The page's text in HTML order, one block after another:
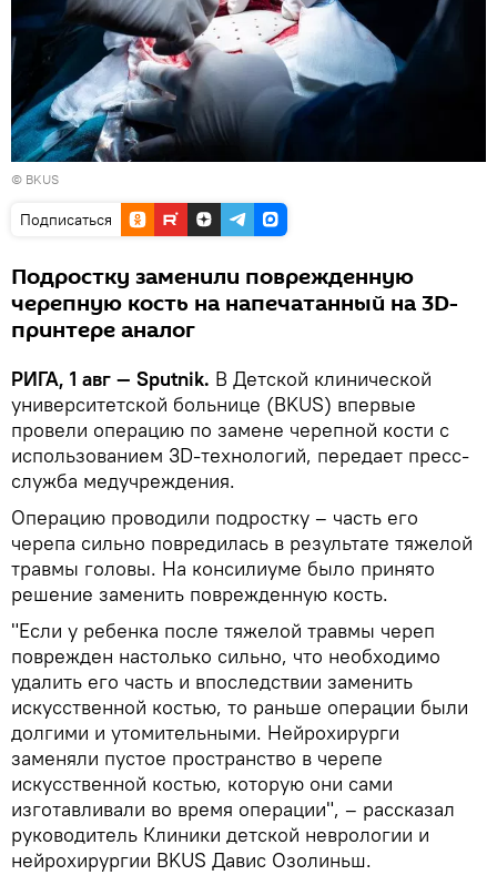
© BKUS
Подписаться
Подростку заменили поврежденную
черепную кость на напечатанный на 3D-
принтере аналог
РИГА, 1 авг — Sputnik. В Детской клинической
университетской больнице (BKUS) впервые
провели операцию по замене черепной кости с
использованием 3D-технологий, передает пресс-
служба медучреждения.
Операцию проводили подростку – часть его
черепа сильно повредилась в результате тяжелой
травмы головы. На консилиуме было принято
решение заменить поврежденную кость.
"Если у ребенка после тяжелой травмы череп
поврежден настолько сильно, что необходимо
удалить его часть и впоследствии заменить
искусственной костью, то раньше операции были
долгими и утомительными. Нейрохирурги
заменяли пустое пространство в черепе
искусственной костью, которую они сами
изготавливали во время операции", – рассказал
руководитель Клиники детской неврологии и
нейрохирургии BKUS Давис Озолиньш.